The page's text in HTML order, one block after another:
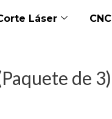
Láser CNC
de 3)